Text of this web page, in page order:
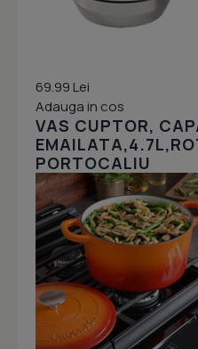
69.99 Lei
Adauga in cos
VAS CUPTOR,
PORTOCALIU